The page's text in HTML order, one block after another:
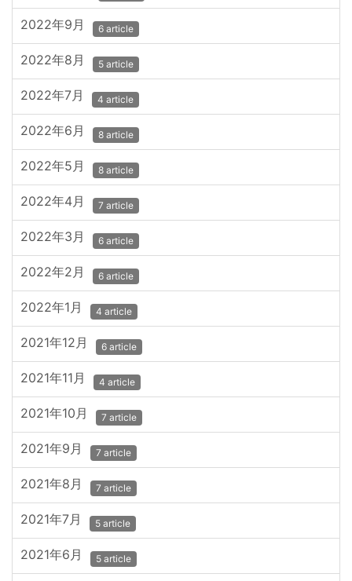
2022年9月 6 article
2022年8月 5 article
2022年7月 4 article
2022年6月 8 article
2022年5月 8 article
2022年4月 7 article
2022年3月 6 article
2022年2月 6 article
2022年1月 4 article
2021年12月 6 article
2021年11月 4 article
2021年10月 7 article
2021年9月 7 article
2021年8月 7 article
2021年7月 5 article
2021年6月 5 article